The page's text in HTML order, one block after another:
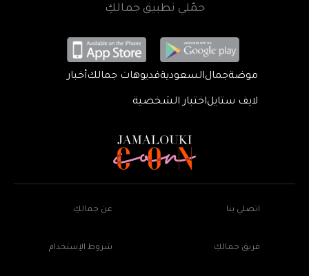
حمّلي تطبيق جمالكِ
موضةجمالالسعوديةفديوهات جمالكأخبار
لايف ستايلاختبار الشخصية
اتصلي بنا عن جمالكِ
فريق جمالكِ شروط الإستخدام